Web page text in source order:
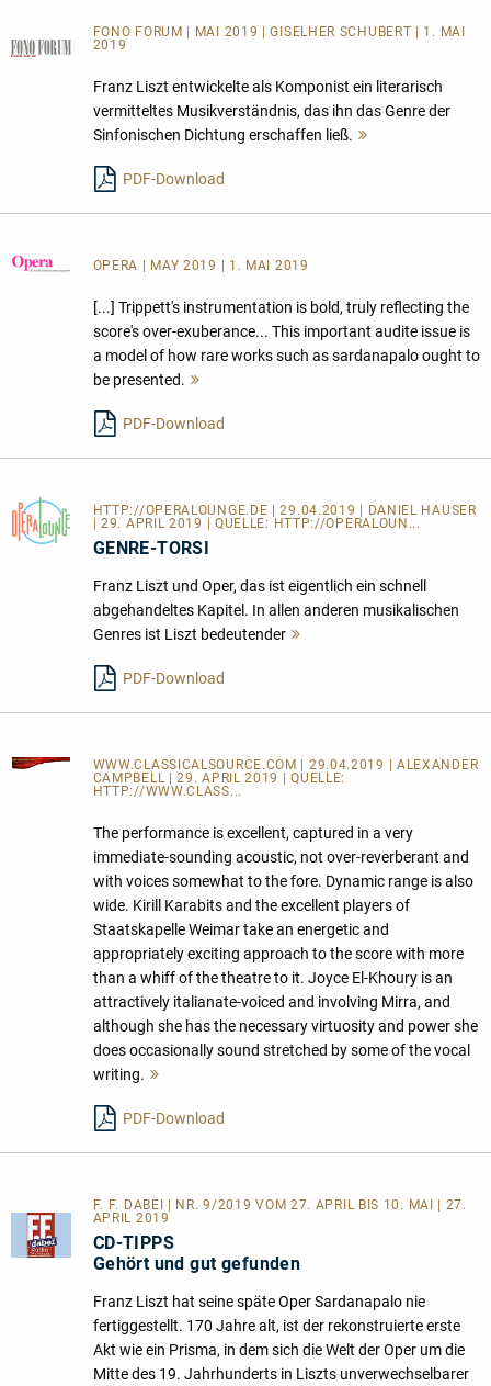
FONO FORUM | MAI 2019 | GISELHER SCHUBERT | 1. MAI
2019
Franz Liszt entwickelte als Komponist ein literarisch
vermitteltes Musikverständnis, das ihn das Genre der
Sinfonischen Dichtung erschaffen ließ.
PDF-Download
OPERA | MAY 2019 | 1. MAI 2019
[...] Trippett's instrumentation is bold, truly reflecting the
score's over-exuberance... This important audite issue is
a model of how rare works such as sardanapalo ought to
be presented.
PDF-Download
HTTP://OPERALOUNGE.DE
| 29.04.2019 | DANIEL HAUSER
| 29. APRIL 2019 | QUELLE: HTTP://OPERALOUN...
GENRE-TORSI
Franz Liszt und Oper, das ist eigentlich ein schnell
abgehandeltes Kapitel. In allen anderen musikalischen
Genres ist Liszt bedeutender
PDF-Download
WWW.CLASSICALSOURCE.COM
| 29.04.2019 | ALEXANDER
CAMPBELL | 29. APRIL 2019 | QUELLE:
HTTP://WWW.CLASS...
The performance is excellent, captured in a very
immediate-sounding acoustic, not over-reverberant and
with voices somewhat to the fore. Dynamic range is also
wide. Kirill Karabits and the excellent players of
Staatskapelle Weimar take an energetic and
appropriately exciting approach to the score with more
than a whiff of the theatre to it. Joyce El-Khoury is an
attractively italianate-voiced and involving Mirra, and
although she has the necessary virtuosity and power she
does occasionally sound stretched by some of the vocal
writing.
PDF-Download
F. F. DABEI | NR. 9/2019 VOM 27. APRIL BIS 10. MAI | 27.
APRIL 2019
CD-TIPPS
Gehört und gut gefunden
Franz Liszt hat seine späte Oper Sardanapalo nie
fertiggestellt. 170 Jahre alt, ist der rekonstruierte erste
Akt wie ein Prisma, in dem sich die Welt der Oper um die
Mitte des 19. Jahrhunderts in Liszts unverwechselbarer